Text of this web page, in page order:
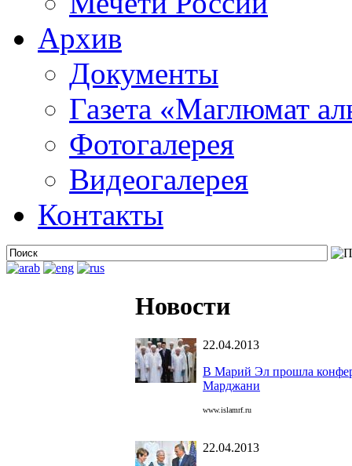
Архив
Документы
Газета «Маглюмат
Фотогалерея
Видеогалерея
Контакты
Новости
22.04.2013
В Марий Эл прошла
Марджани
www.islamrf.ru
22.04.2013